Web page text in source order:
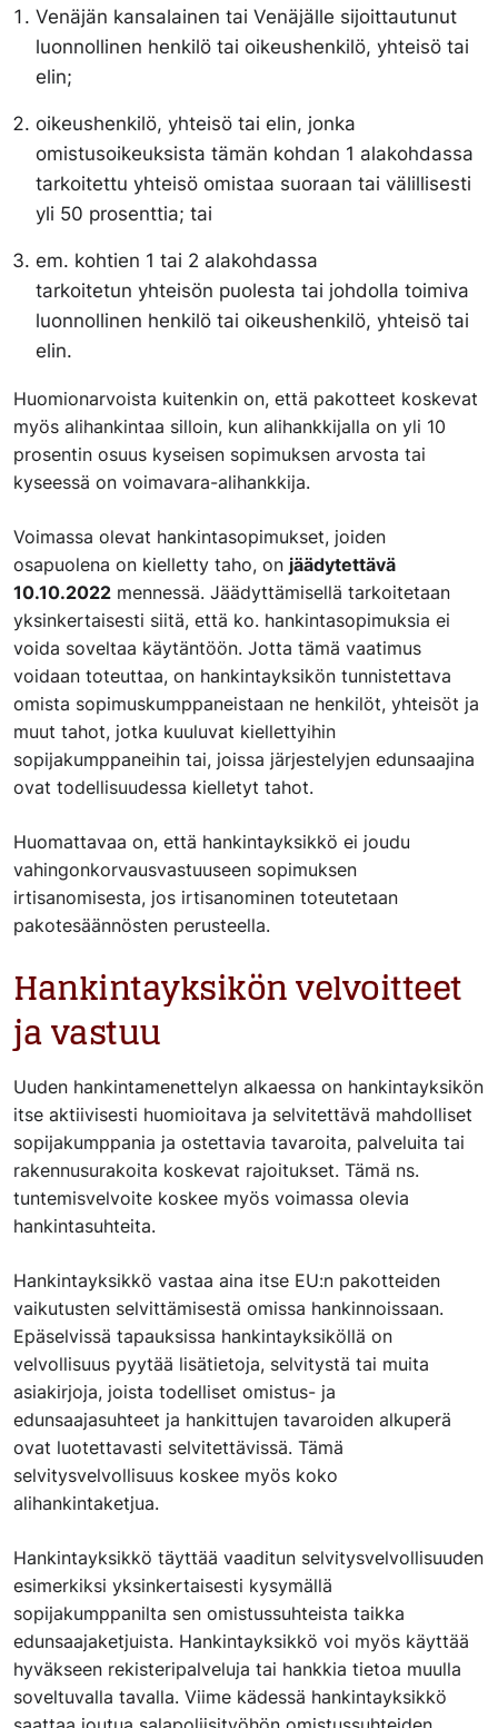
Venäjän kansalainen tai Venäjälle sijoittautunut
luonnollinen henkilö tai oikeushenkilö, yhteisö tai
elin;
oikeushenkilö, yhteisö tai elin, jonka
omistusoikeuksista tämän kohdan 1 alakohdassa
tarkoitettu yhteisö omistaa suoraan tai välillisesti
yli 50 prosenttia; tai
em. kohtien 1 tai 2 alakohdassa
tarkoitetun yhteisön puolesta tai johdolla toimiva
luonnollinen henkilö tai oikeushenkilö, yhteisö tai
elin.
Huomionarvoista kuitenkin on, että pakotteet koskevat
myös alihankintaa silloin, kun alihankkijalla on yli 10
prosentin osuus kyseisen sopimuksen arvosta tai
kyseessä on voimavara-alihankkija.
Voimassa olevat hankintasopimukset, joiden
osapuolena on kielletty taho, on jäädytettävä
10.10.2022 mennessä. Jäädyttämisellä tarkoitetaan
yksinkertaisesti siitä, että ko. hankintasopimuksia ei
voida soveltaa käytäntöön. Jotta tämä vaatimus
voidaan toteuttaa, on hankintayksikön tunnistettava
omista sopimuskumppaneistaan ne henkilöt, yhteisöt ja
muut tahot, jotka kuuluvat kiellettyihin
sopijakumppaneihin tai, joissa järjestelyjen edunsaajina
ovat todellisuudessa kielletyt tahot.
Huomattavaa on, että hankintayksikkö ei joudu
vahingonkorvausvastuuseen sopimuksen
irtisanomisesta, jos irtisanominen toteutetaan
pakotesäännösten perusteella.
Hankintayksikön velvoitteet
ja vastuu
Uuden hankintamenettelyn alkaessa on hankintayksikön
itse aktiivisesti huomioitava ja selvitettävä mahdolliset
sopijakumppania ja ostettavia tavaroita, palveluita tai
rakennusurakoita koskevat rajoitukset. Tämä ns.
tuntemisvelvoite koskee myös voimassa olevia
hankintasuhteita.
Hankintayksikkö vastaa aina itse EU:n pakotteiden
vaikutusten selvittämisestä omissa hankinnoissaan.
Epäselvissä tapauksissa hankintayksiköllä on
velvollisuus pyytää lisätietoja, selvitystä tai muita
asiakirjoja, joista todelliset omistus- ja
edunsaajasuhteet ja hankittujen tavaroiden alkuperä
ovat luotettavasti selvitettävissä. Tämä
selvitysvelvollisuus koskee myös koko
alihankintaketjua.
Hankintayksikkö täyttää vaaditun selvitysvelvollisuuden
esimerkiksi yksinkertaisesti kysymällä
sopijakumppanilta sen omistussuhteista taikka
edunsaajaketjuista. Hankintayksikkö voi myös käyttää
hyväkseen rekisteripalveluja tai hankkia tietoa muulla
soveltuvalla tavalla. Viime kädessä hankintayksikkö